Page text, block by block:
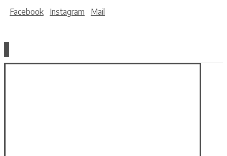
Facebook Instagram
Mail